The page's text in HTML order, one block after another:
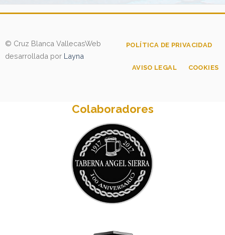
© Cruz Blanca VallecasWeb
desarrollada por Layna
POLÍTICA DE PRIVACIDAD
AVISO LEGAL COOKIES
Colaboradores